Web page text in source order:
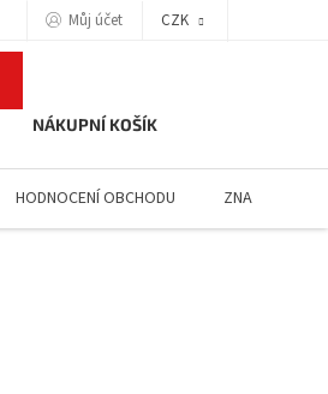
Můj účet CZK
NÁKUPNÍ KOŠÍK
HODNOCENÍ OBCHODU ZNAČKY